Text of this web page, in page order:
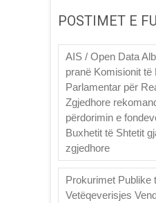
POSTIMET E
AIS / Open Data
pranë Komisionit të
Parlamentar për
Zgjedhore
përdorimin e
Buxhetit të Shtetit
zgjedhore
Prokurimet Publike
Vetëqeverisjes